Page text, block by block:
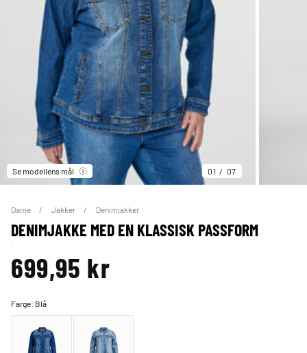
Se modellens mål 01 07
Dame Jakker Denimjakker
DENIMJAKKE MED EN KLASSISK PASSFORM
699,95 kr
Farge: Blå